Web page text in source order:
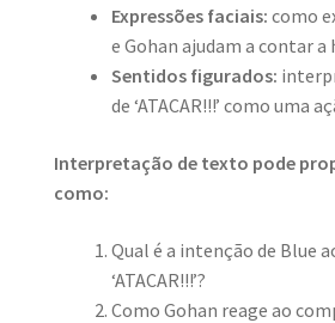
Expressões faciais: como
e Gohan ajudam a contar a
Sentidos figurados:
de ‘ATACAR!!!’ como uma
Interpretação de texto pode
como:
Qual é a intenção de Blue
‘ATACAR!!!’?
Como Gohan reage ao